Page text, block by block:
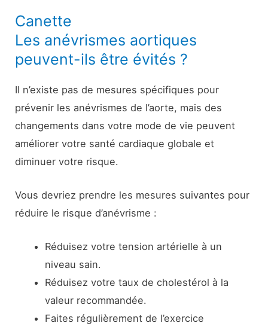
Canette
Les anévrismes aortiques
peuvent-ils être évités ?
Il n’existe pas de mesures spécifiques pour
prévenir les anévrismes de l’aorte, mais des
changements dans votre mode de vie peuvent
améliorer votre santé cardiaque globale et
diminuer votre risque.
Vous devriez prendre les mesures suivantes pour
réduire le risque d’anévrisme :
Réduisez votre tension artérielle à un
niveau sain.
Réduisez votre taux de cholestérol à la
valeur recommandée.
Faites régulièrement de l’exercice